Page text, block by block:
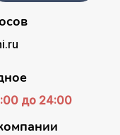
до 24:00